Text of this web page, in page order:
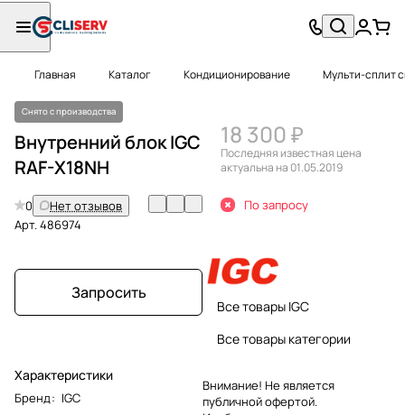
Главная Каталог Кондиционирование Мульти-сплит
Снято с производства
Внутренний блок IGC
RAF-X18NH
0
Нет отзывов
Арт.486974
Запросить
Характеристики
Бренд: IGC
18 300 ₽
Последняя известная цена
актуальна на 01.05.2019
По запросу
Все товары IGC
Все товары категории
Внимание! Не является
публичной офертой.